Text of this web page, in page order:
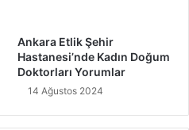
Ankara Etlik Şehir
Hastanesi’nde Kadın Doğum
Doktorları Yorumlar
14 Ağustos 2024